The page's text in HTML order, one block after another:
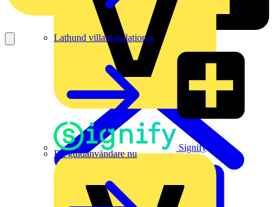
Signify
Lathund villainstallationer
Bli guldanvändare nu